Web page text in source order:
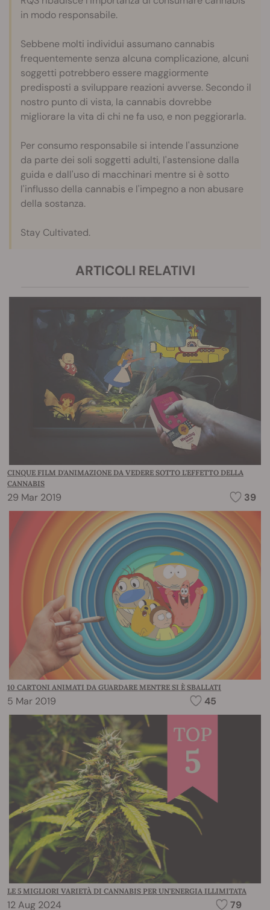
in modo responsabile.
Sebbene molti individui assumano cannabis
frequentemente senza alcuna complicazione, alcuni
soggetti potrebbero essere maggiormente
predisposti a sviluppare reazioni avverse. Secondo il
nostro punto di vista, la cannabis dovrebbe
migliorare la vita di chi ne fa uso, e non peggiorarla.
Per consumo responsabile si intende l'assunzione
da parte dei soli soggetti adulti, l'astensione dalla
guida e dall'uso di macchinari mentre si è sotto
l'influsso della cannabis e l'impegno a non abusare
della sostanza.
Stay Cultivated.
ARTICOLI RELATIVI
CINQUE FILM D'ANIMAZIONE DA VEDERE SOTTO L'EFFETTO DELLA
CANNABIS
29 Mar 2019 39
10 CARTONI ANIMATI DA GUARDARE MENTRE SI È SBALLATI
5 Mar 2019 45
LE 5 MIGLIORI VARIETÀ DI CANNABIS PER UN'ENERGIA ILLIMITATA
12 Aug 2024 79